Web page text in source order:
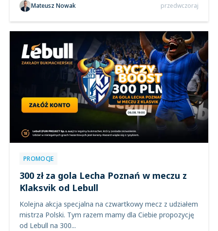
Mateusz Nowak przedwczoraj
PROMOCJE
300 zł za gola Lecha Poznań w meczu z
Klaksvik od Lebull
Kolejna akcja specjalna na czwartkowy mecz z udziałem
mistrza Polski. Tym razem mamy dla Ciebie propozycję
od Lebull na 300...